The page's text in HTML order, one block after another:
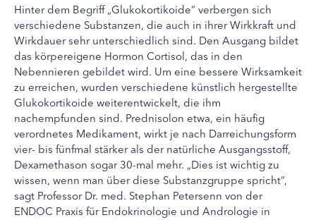
Hinter dem Begriff „Glukokortikoide“ verbergen sich
verschiedene Substanzen, die auch in ihrer Wirkkraft und
Wirkdauer sehr unterschiedlich sind. Den Ausgang bildet
das körpereigene Hormon Cortisol, das in den
Nebennieren gebildet wird. Um eine bessere Wirksamkeit
zu erreichen, wurden verschiedene künstlich hergestellte
Glukokortikoide weiterentwickelt, die ihm
nachempfunden sind. Prednisolon etwa, ein häufig
verordnetes Medikament, wirkt je nach Darreichungsform
vier- bis fünfmal stärker als der natürliche Ausgangsstoff,
Dexamethason sogar 30-mal mehr. „Dies ist wichtig zu
wissen, wenn man über diese Substanzgruppe spricht“,
sagt Professor Dr. med. Stephan Petersenn von der
ENDOC Praxis für Endokrinologie und Andrologie in